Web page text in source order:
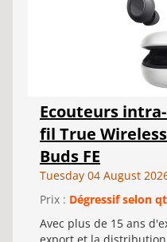
Ecouteurs
fil True
Buds FE
Tuesday 04 August
Prix : Dégressif selon
Avec plus de 15 ans